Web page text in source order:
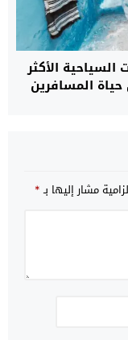
الأكثر
المسافرين
مشار إليها بـ*